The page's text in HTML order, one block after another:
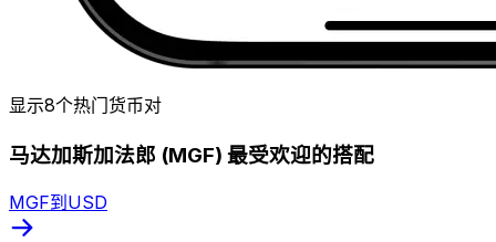
显示8个热门货币对
马达加斯加法郎 (MGF) 最受欢迎的搭配
MGF到USD